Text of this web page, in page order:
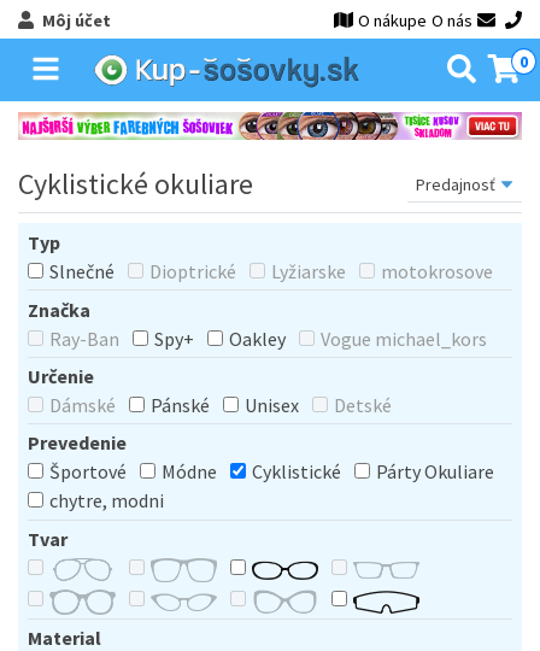
Môj účet O nákupe O nás
0
Cyklistické okuliare
Typ
Slnečné
Dioptrické Lyžiarske
motokrosove
Značka
Ray-Ban
Spy+ Oakley
Vogue michael_kors
Určenie
Dámské
Pánské Unisex
Detské
Prevedenie
Športové
Módne Cyklistické
Párty Okuliare
chytre, modni
Tvar
Material